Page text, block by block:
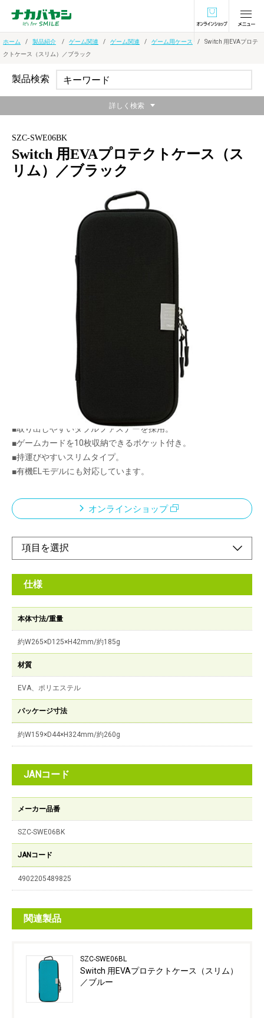
オンラインショ
ホーム 製品紹介 ゲーム関連 ゲーム関連 ゲーム用ケース
Switch 用EVAプロテ
クトケース（スリム）／ブラック
SZC-SWE06BK
Switch 用EVAプロテクトケース（ス
リム）／ブラック
メーカー希望小売価格：
■Joy-Conを装着したままSWITCH本体を収納。
■EVA素材を使用、キズ・衝撃から本体を守ります。
■内側の起毛素材が本体をやさしく保護します。
■取り出しやすいダブルファスナーを採用。
■ゲームカードを10枚収納できるポケット付き。
■持運びやすいスリムタイプ。
■有機ELモデルにも対応しています。
オンラインショップ
仕様
本体寸法/重量
約W265×D125×H42mm/約185g
材質
EVA、ポリエステル
パッケージ寸法
約W159×D44×H324mm/約260g
JANコード
メーカー品番
SZC-SWE06BK
JANコード
4902205489825
関連製品
SZC-SWE06BL
Switch 用EVAプロテクトケース（スリム）
／ブルー
製品検索
詳しく検索